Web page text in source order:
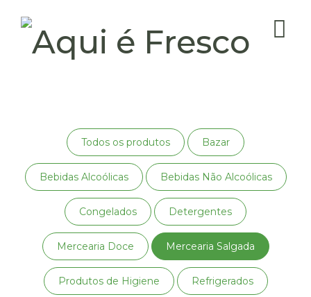
Todos os produtos Bazar
Bebidas Alcoólicas Bebidas Não Alcoólicas
Congelados Detergentes
Mercearia Doce Mercearia Salgada
Produtos de Higiene Refrigerados